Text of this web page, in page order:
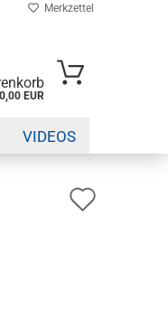
Merkzettel
0,00 EUR
VIDEOS